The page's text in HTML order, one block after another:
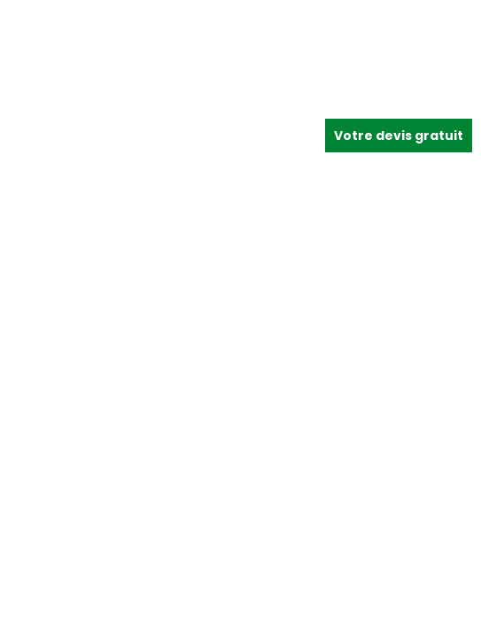
Votre devis gratuit